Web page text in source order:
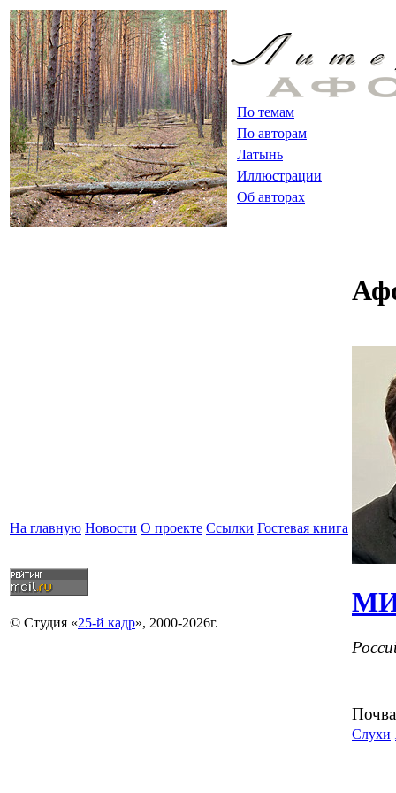
По темам
По авторам
Латынь
Иллюстрации
Об авторах
На главную Новости О проекте Ссылки Гостевая книга
© Студия «25-й кадр», 2000-2026г.
Слухи